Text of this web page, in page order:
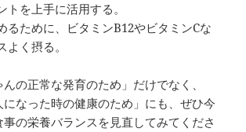
トを上手に活用する。
るために、ビタミンB12やビタミンCな
よく摂る。
んの正常な発育のため」だけでなく、
になった時の健康のため」にも、ぜひ今
事の栄養バランスを見直してみてくださ